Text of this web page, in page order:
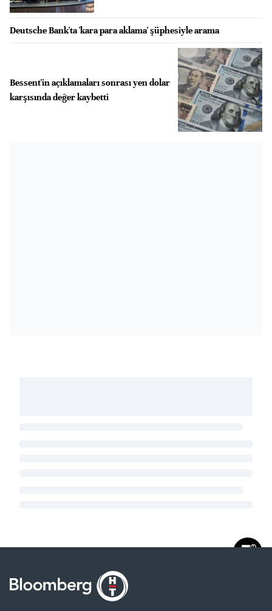
Deutsche Bank'ta 'kara para aklama' şüphesiyle arama
Bessent'in açıklamaları sonrası yen dolar
karşısında değer kaybetti